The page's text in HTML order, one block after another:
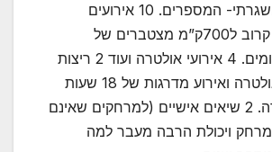
אתחיל בחלק השגרתי- המספרים. 10 אירועים
רשמיים בשנה. קרוב ל700ק”מ מצטברים של
אירועים. 5 פודיומים. 4 אירועי אולטרה ועוד 2 ריצות
לילה למרחקי אולטרה ואירוע מדרגות של 18 שעות
הנחשב כאולטרה. 2 שיאים אישיים (למרחקים שאינם
מרחק ויכולת הרבה מעבר למה